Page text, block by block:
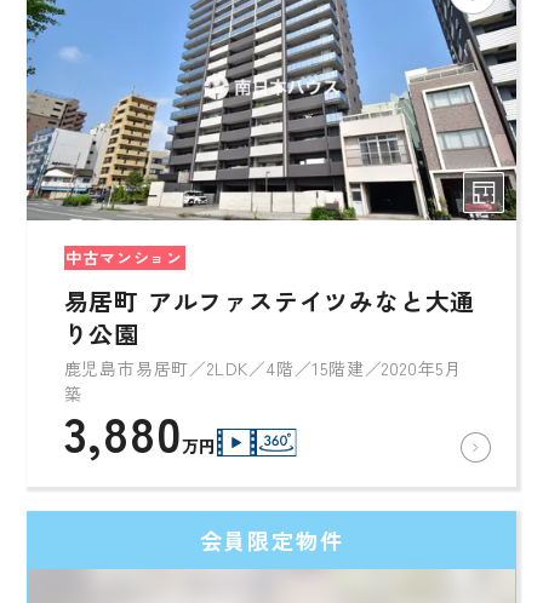
中古マンション
易居町 アルファステイツみなと大通
り公園
鹿児島市易居町／2LDK／4階／15階建／2020年5月
築
3,880万円
会員限定物件